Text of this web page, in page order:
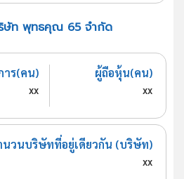
ษัท พุทธคุณ 65 จำกัด
าร(คน)
xx
ผู้ถือหุ้น(คน)
xx
นวนบริษัทที่อยู่เดียวกัน (บริษัท)
xx